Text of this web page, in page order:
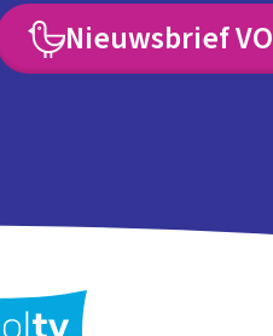
Nieuwsbrief VO